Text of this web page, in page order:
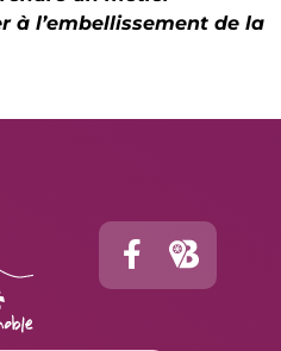
à l’embellissement de la